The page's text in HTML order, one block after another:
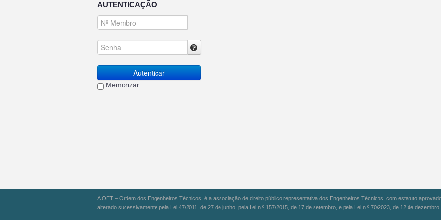
AUTENTICAÇÃO
Autenticar
Memorizar
A OET – Ordem dos Engenheiros Técnicos, é a associação de direito público representativa dos Engenheiros Técnicos, com estatuto
alterado sucessivamente pela Lei 47/2011, de 27 de junho, pela Lei n.º 157/2015, de 17 de setembro, e pela Lei n.º 70/2023 , de 12 de dezembro.